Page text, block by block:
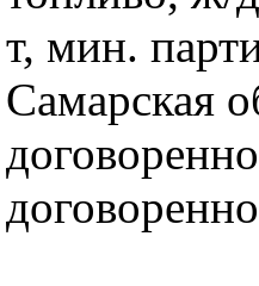
т, мин.
Самарская